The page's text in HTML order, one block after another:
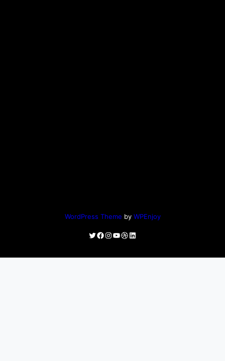
WordPress Theme by WPEnjoy
Twitter
Facebook
Instagram
YouTube
Dribbble
LinkedIn